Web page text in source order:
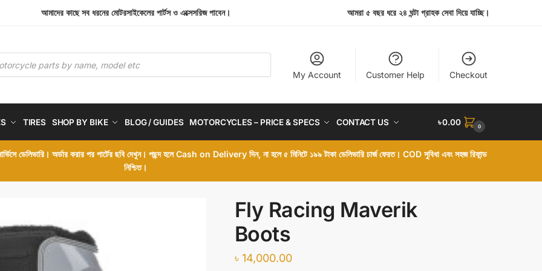
আমাদের কাছে সব ধরনের মোটরসাইকেলের পার্টস ও এক্সেসরিজ পাবেন। আমরা ৫ বছর ধরে ২৪ ঘন্টা গ্রাহক সেবা দিয়ে যাচ্ছি।
My Account Customer Help Checkout
TIRES SHOP BY BIKE BLOG / GUIDES MOTORCYCLES – PRICE & SPECS CONTACT US ৳0.00 0
ডেলিভারি। অর্ডার করার পর পার্টের ছবি দেখুন। পছন্দ হলে Cash on Delivery দিন, না হলে ৫ মিনিটে ১৯৯ টাকা ডেলিভারি চার্জ ফেরত। COD সুবিধা এবং সহজ রিফান্ড
নিশ্চিত।
Fly Racing Maverik
Boots
৳ 14,000.00